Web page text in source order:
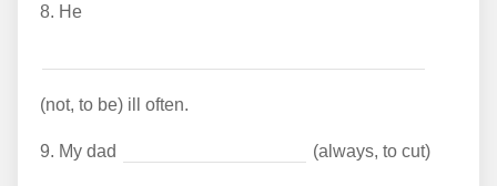
8. He
(not, to be) ill often.
9. My dad (always, to cut)